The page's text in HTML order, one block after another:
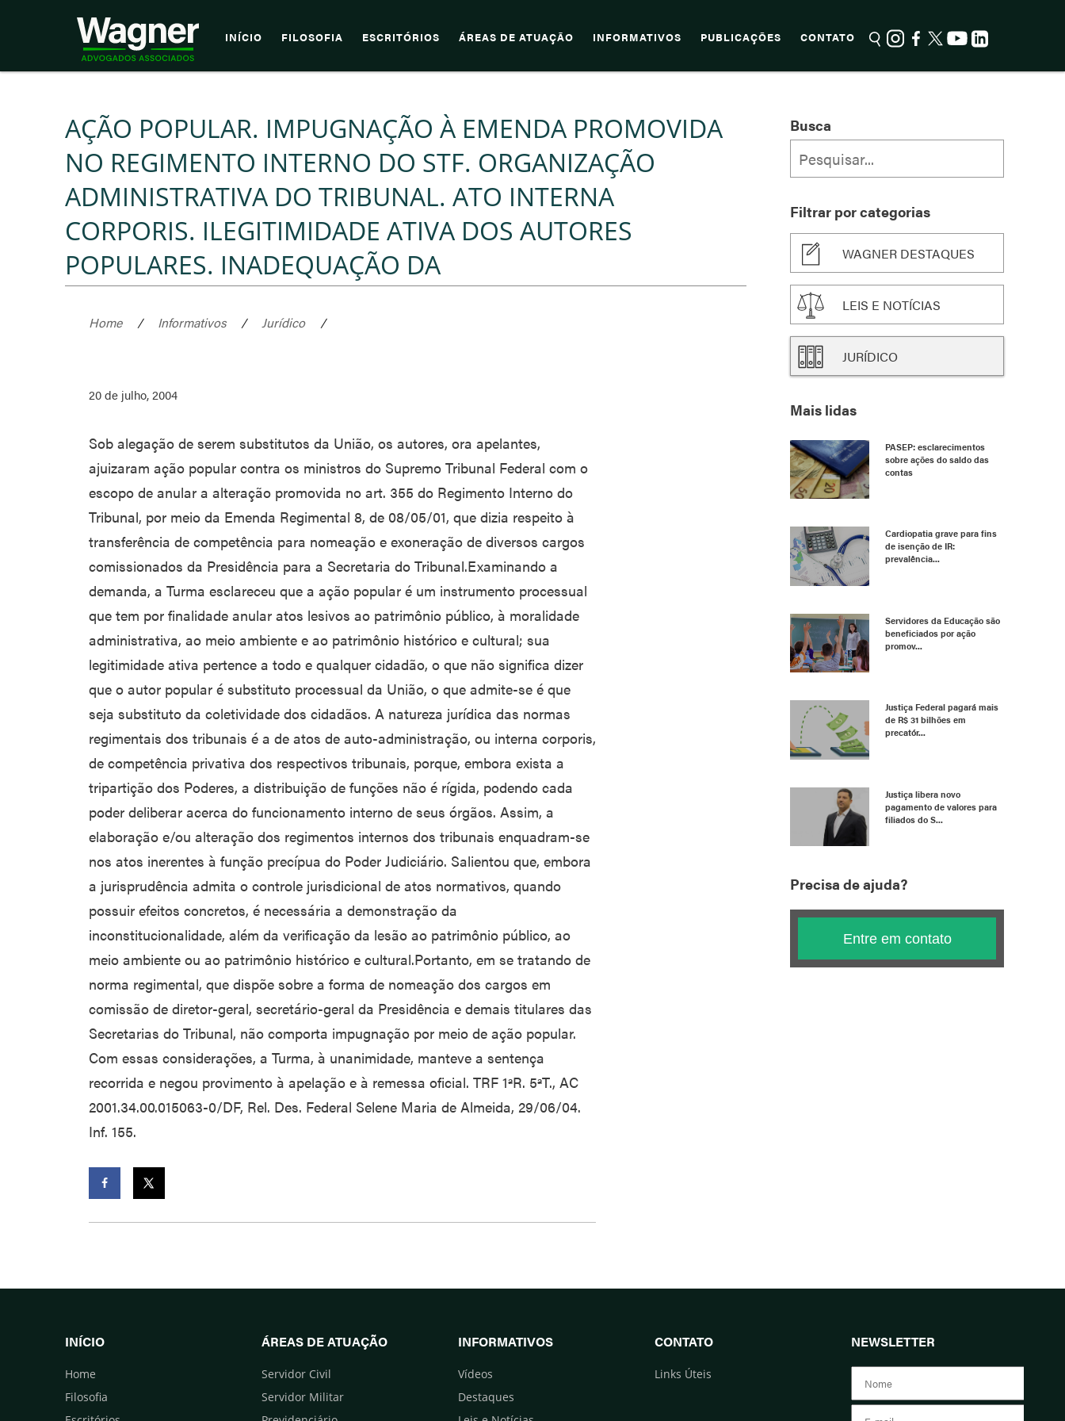
INÍCIO FILOSOFIA ESCRITÓRIOS ÁREAS DE ATUAÇÃO INFORMATIVOS PUBLICAÇÕES CONTATO
AÇÃO POPULAR. IMPUGNAÇÃO À EMENDA PROMOVIDA
NO REGIMENTO INTERNO DO STF. ORGANIZAÇÃO
ADMINISTRATIVA DO TRIBUNAL. ATO INTERNA
CORPORIS. ILEGITIMIDADE ATIVA DOS AUTORES
POPULARES. INADEQUAÇÃO DA
Home / Informativos / Jurídico /
20 de julho, 2004
Sob alegação de serem substitutos da União, os autores, ora apelantes,
ajuizaram ação popular contra os ministros do Supremo Tribunal Federal com o
escopo de anular a alteração promovida no art. 355 do Regimento Interno do
Tribunal, por meio da Emenda Regimental 8, de 08/05/01, que dizia respeito à
transferência de competência para nomeação e exoneração de diversos cargos
comissionados da Presidência para a Secretaria do Tribunal.Examinando a
demanda, a Turma esclareceu que a ação popular é um instrumento processual
que tem por finalidade anular atos lesivos ao patrimônio público, à moralidade
administrativa, ao meio ambiente e ao patrimônio histórico e cultural; sua
legitimidade ativa pertence a todo e qualquer cidadão, o que não significa dizer
que o autor popular é substituto processual da União, o que admite-se é que
seja substituto da coletividade dos cidadãos. A natureza jurídica das normas
regimentais dos tribunais é a de atos de auto-administração, ou interna corporis,
de competência privativa dos respectivos tribunais, porque, embora exista a
tripartição dos Poderes, a distribuição de funções não é rígida, podendo cada
poder deliberar acerca do funcionamento interno de seus órgãos. Assim, a
elaboração e/ou alteração dos regimentos internos dos tribunais enquadram-se
nos atos inerentes à função precípua do Poder Judiciário. Salientou que, embora
a jurisprudência admita o controle jurisdicional de atos normativos, quando
possuir efeitos concretos, é necessária a demonstração da
inconstitucionalidade, além da verificação da lesão ao patrimônio público, ao
meio ambiente ou ao patrimônio histórico e cultural.Portanto, em se tratando de
norma regimental, que dispõe sobre a forma de nomeação dos cargos em
comissão de diretor-geral, secretário-geral da Presidência e demais titulares das
Secretarias do Tribunal, não comporta impugnação por meio de ação popular.
Com essas considerações, a Turma, à unanimidade, manteve a sentença
recorrida e negou provimento à apelação e à remessa oficial. TRF 1ªR. 5ªT., AC
2001.34.00.015063-0/DF, Rel. Des. Federal Selene Maria de Almeida, 29/06/04.
Inf. 155.
Busca
Filtrar por categorias
WAGNER DESTAQUES
LEIS E NOTÍCIAS
JURÍDICO
Mais lidas
PASEP: esclarecimentos
sobre ações do saldo das
contas
Cardiopatia grave para fins
de isenção de IR:
prevalência...
Servidores da Educação são
beneficiados por ação
promov...
Justiça Federal pagará mais
de R$ 31 bilhões em
precatór...
Justiça libera novo
pagamento de valores para
filiados do S...
Precisa de ajuda?
Entre em contato
INÍCIO
Home
Filosofia
ÁREAS DE ATUAÇÃO
Servidor Civil
Servidor Militar
INFORMATIVOS
Vídeos
Destaques
CONTATO
Links Úteis
NEWSLETTER